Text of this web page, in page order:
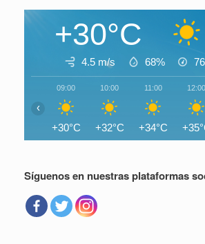
+30°C
4.5 m/s 68%
09:00
+30°C
10:00
+32°C
11:00
+34°C
12:00
‹
Síguenos en nuestras plataformas